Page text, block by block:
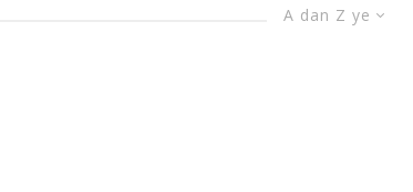
A dan Z ye